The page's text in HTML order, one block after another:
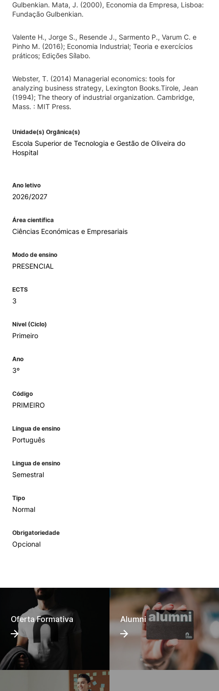
Gulbenkian. Mata, J. (2000), Economia da Empresa, Lisboa:
Fundação Gulbenkian.
Valente H., Jorge S., Resende J., Sarmento P., Varum C. e
Pinho M. (2016); Economia Industrial; Teoria e exercícios
práticos; Edições Sílabo.
Webster, T. (2014) Managerial economics: tools for
analyzing business strategy, Lexington Books.Tirole, Jean
(1994); The theory of industrial organization. Cambridge,
Mass. : MIT Press.
Unidade(s) Orgânica(s)
Escola Superior de Tecnologia e Gestão de Oliveira do
Hospital
Ano letivo
2026/2027
Área científica
Ciências Económicas e Empresariais
Modo de ensino
PRESENCIAL
ECTS
3
Nível (Ciclo)
Primeiro
Ano
3º
Código
PRIMEIRO
Língua de ensino
Português
Língua de ensino
Semestral
Tipo
Normal
Obrigatoriedade
Opcional
Oferta Formativa Alumni